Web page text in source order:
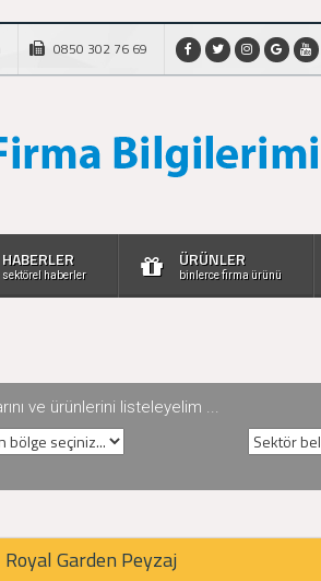
0850 302 76 69
HABERLER
sektörel haberler
ÜRÜNLER
binlerce firma ürünü
ve ürünlerini listeleyelim ...
Royal Garden Peyzaj